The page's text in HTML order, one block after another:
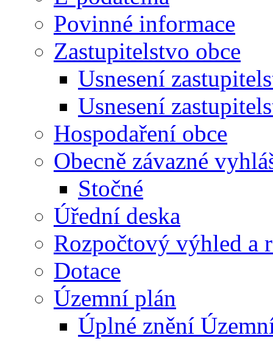
Povinné informace
Zastupitelstvo obce
Usnesení
Usnesení
Hospodaření obce
Obecně závazné
Stočné
Úřední deska
Rozpočtový výhled a
Dotace
Územní plán
Úplné znění